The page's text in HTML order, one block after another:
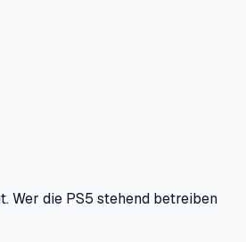
Wer die PS5 stehend betreiben